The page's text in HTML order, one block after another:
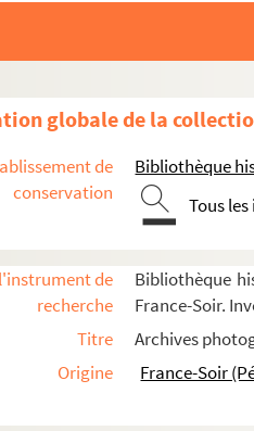
globale de la
de
conservation
Bibliothèque
Tous
de
recherche
Bibliothèque
France-Soir.
Titre
Archives
Origine
France-Soir
Attentat à la bombe à